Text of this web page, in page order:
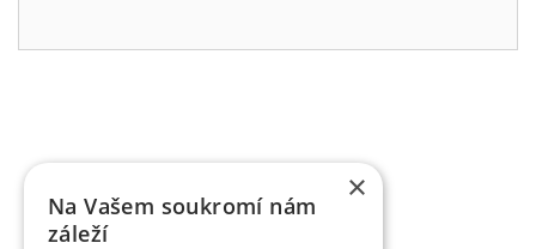
×
Na Vašem soukromí nám
záleží